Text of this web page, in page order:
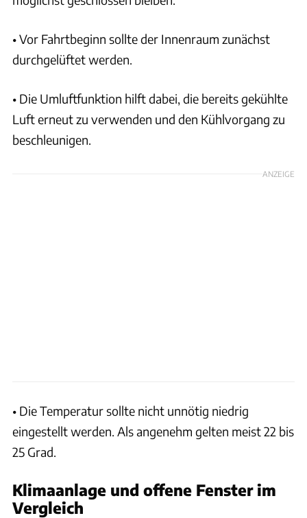
• Vor Fahrtbeginn sollte der Innenraum zunächst
durchgelüftet werden.
• Die Umluftfunktion hilft dabei, die bereits gekühlte
Luft erneut zu verwenden und den Kühlvorgang zu
beschleunigen.
ANZEIGE
• Die Temperatur sollte nicht unnötig niedrig
eingestellt werden. Als angenehm gelten meist 22 bis
25 Grad.
Klimaanlage und offene Fenster im
Vergleich